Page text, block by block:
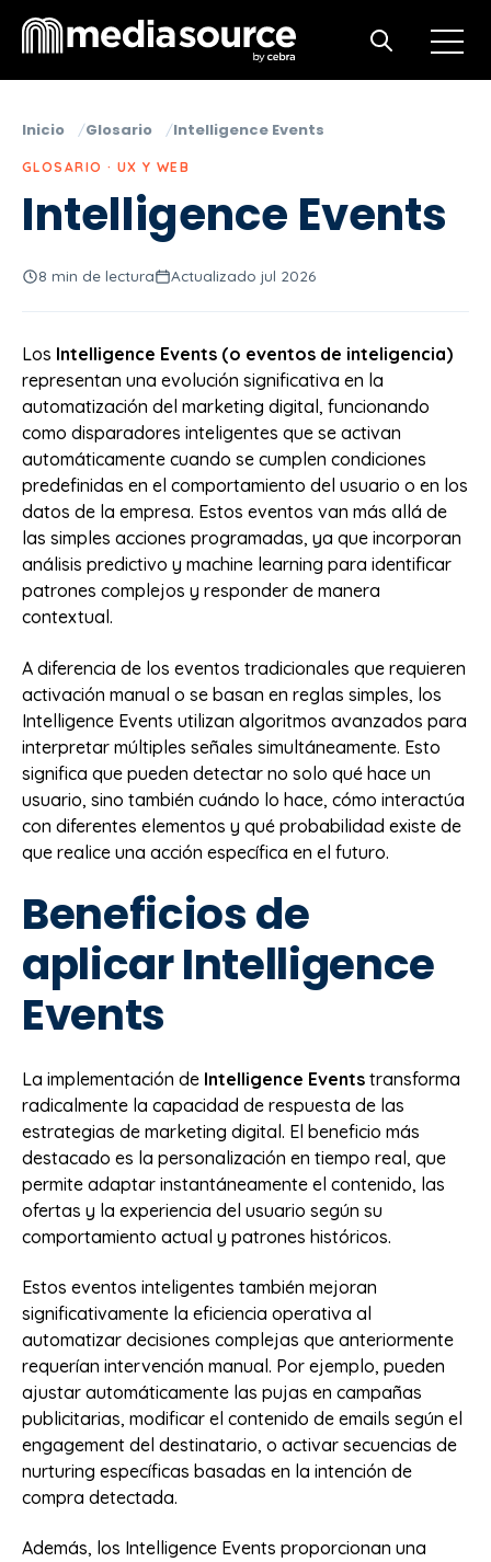
Open
Open search
Inicio Glosario Intelligence Events
GLOSARIO · UX Y WEB
Intelligence Events
8 min de lectura Actualizado jul 2026
Los Intelligence Events (o eventos de inteligencia)
representan una evolución significativa en la
automatización del marketing digital, funcionando
como disparadores inteligentes que se activan
automáticamente cuando se cumplen condiciones
predefinidas en el comportamiento del usuario o en los
datos de la empresa. Estos eventos van más allá de
las simples acciones programadas, ya que incorporan
análisis predictivo y machine learning para identificar
patrones complejos y responder de manera
contextual.
A diferencia de los eventos tradicionales que requieren
activación manual o se basan en reglas simples, los
Intelligence Events utilizan algoritmos avanzados para
interpretar múltiples señales simultáneamente. Esto
significa que pueden detectar no solo qué hace un
usuario, sino también cuándo lo hace, cómo interactúa
con diferentes elementos y qué probabilidad existe de
que realice una acción específica en el futuro.
Beneficios de
aplicar Intelligence
Events
La implementación de Intelligence Events transforma
radicalmente la capacidad de respuesta de las
estrategias de marketing digital. El beneficio más
destacado es la personalización en tiempo real, que
permite adaptar instantáneamente el contenido, las
ofertas y la experiencia del usuario según su
comportamiento actual y patrones históricos.
Estos eventos inteligentes también mejoran
significativamente la eficiencia operativa al
automatizar decisiones complejas que anteriormente
requerían intervención manual. Por ejemplo, pueden
ajustar automáticamente las pujas en campañas
publicitarias, modificar el contenido de emails según el
engagement del destinatario, o activar secuencias de
nurturing específicas basadas en la intención de
compra detectada.
Además, los Intelligence Events proporcionan una